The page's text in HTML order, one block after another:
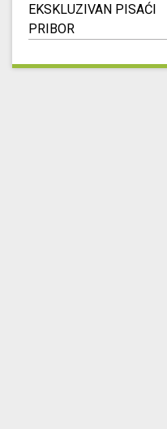
EKSKLUZIVAN PISAĆI
PRIBOR